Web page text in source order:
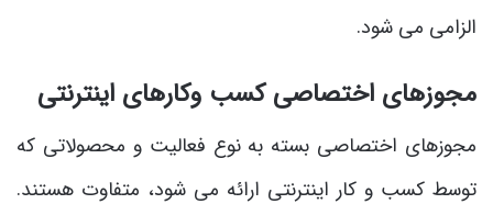
الزامی می ‌شود.
مجوزهای اختصاصی کسب ‌وکارهای اینترنتی
مجوزهای اختصاصی بسته به نوع فعالیت و محصولاتی که
توسط کسب ‌و کار اینترنتی ارائه می ‌شود، متفاوت هستند.